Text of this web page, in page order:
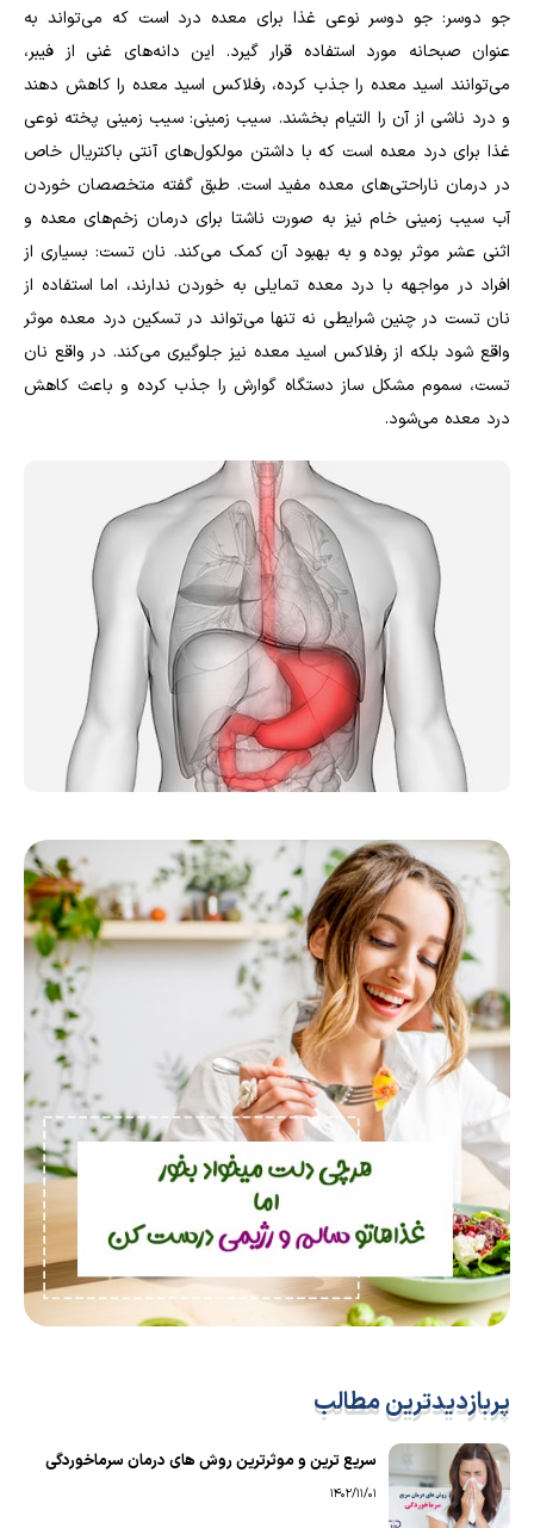
جو دوسر: جو دوسر نوعی غذا برای معده درد است که می‌تواند به
عنوان صبحانه مورد استفاده قرار گیرد. این دانه‌های غنی از فیبر،
می‌توانند اسید معده را جذب کرده، رفلاکس اسید معده را کاهش دهند
و درد ناشی از آن را التیام بخشند. سیب زمینی: سیب زمینی پخته نوعی
غذا برای درد معده است که با داشتن مولکول‌های آنتی باکتریال خاص
در درمان ناراحتی‌های معده مفید است. طبق گفته متخصصان خوردن
آب سیب زمینی خام نیز به صورت ناشتا برای درمان زخم‌های معده و
اثنی عشر موثر بوده و به بهبود آن کمک می‌کند. نان تست: بسیاری از
افراد در مواجهه با درد معده تمایلی به خوردن ندارند، اما استفاده از
نان تست در چنین شرایطی نه تنها می‌تواند در تسکین درد معده موثر
واقع شود بلکه از رفلاکس اسید معده نیز جلوگیری می‌کند. در واقع نان
تست، سموم مشکل ساز دستگاه گوارش را جذب کرده و باعث کاهش
درد معده می‌شود.
پربازدیدترین مطالب
سریع ترین و موثرترین روش های درمان سرماخوردگی
1402/11/01